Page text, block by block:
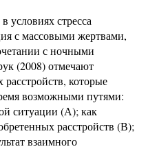
условиях стресса
с массовыми жертвами,
с ночными
(2008) отмечают
которые
возможными путями:
ситуации (А); как
расстройств (В);
взаимного